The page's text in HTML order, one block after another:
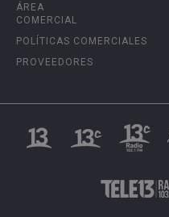
ÁREA
COMERCIAL
POLÍTICAS COMERCIALES
PROVEEDORES